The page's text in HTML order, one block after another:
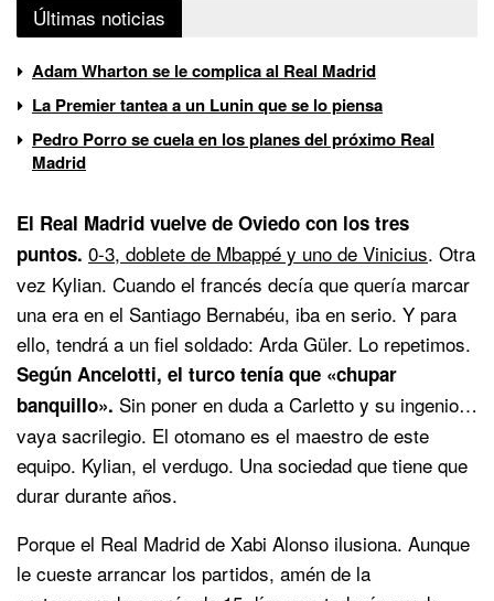
Últimas noticias
Adam Wharton se le complica al Real Madrid
La Premier tantea a un Lunin que se lo piensa
Pedro Porro se cuela en los planes del próximo Real
Madrid
El Real Madrid vuelve de Oviedo con los tres
puntos. 0-3, doblete de Mbappé y uno de Vinicius. Otra
vez Kylian. Cuando el francés decía que quería marcar
una era en el Santiago Bernabéu, iba en serio. Y para
ello, tendrá a un fiel soldado: Arda Güler. Lo repetimos.
Según Ancelotti, el turco tenía que «chupar
banquillo». Sin poner en duda a Carletto y su ingenio…
vaya sacrilegio. El otomano es el maestro de este
equipo. Kylian, el verdugo. Una sociedad que tiene que
durar durante años.
Porque el Real Madrid de Xabi Alonso ilusiona. Aunque
le cueste arrancar los partidos, amén de la